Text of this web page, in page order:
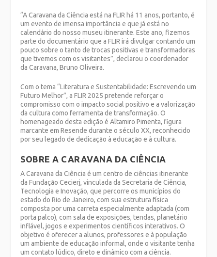
“A Caravana da Ciência está na FLIR há 11 anos, portanto, é
um evento de imensa importância e que já está no
calendário do nosso museu itinerante. Este ano, fizemos
parte do documentário que a FLIR irá divulgar contando um
pouco sobre o tanto de trocas positivas e transformadoras
que tivemos com os visitantes”, declarou o coordenador
da Caravana, Bruno Oliveira.
Com o tema “Literatura e Sustentabilidade: Escrevendo um
Futuro Melhor”, a FLIR 2025 pretende reforçar o
compromisso com o impacto social positivo e a valorização
da cultura como ferramenta de transformação. O
homenageado desta edição é Altamiro Pimenta, figura
marcante em Resende durante o século XX, reconhecido
por seu legado de dedicação à educação e à cultura.
SOBRE A CARAVANA DA CIÊNCIA
A Caravana da Ciência é um centro de ciências itinerante
da Fundação Cecierj, vinculada da Secretaria de Ciência,
Tecnologia e Inovação, que percorre os municípios do
estado do Rio de Janeiro, com sua estrutura física
composta por uma carreta especialmente adaptada (com
porta palco), com sala de exposições, tendas, planetário
inflável, jogos e experimentos científicos interativos. O
objetivo é oferecer a alunos, professores e à população
um ambiente de educação informal, onde o visitante tenha
um contato lúdico, direto e dinâmico com a ciência.